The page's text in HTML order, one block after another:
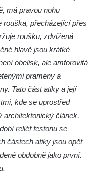
má pravou nohu
rouška, přecházející přes
roušku, zdvižená
hlavě jsou krátké
obelisk, ale amforovitá
prameny a
Tato část atiky a její
kde se uprostřed
architektonický článek,
reliéf festonu se
částech atiky jsou opět
obdobně jako první.